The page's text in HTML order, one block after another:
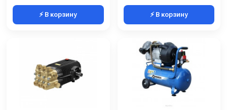
⚡ В корзину ⚡ В корзину